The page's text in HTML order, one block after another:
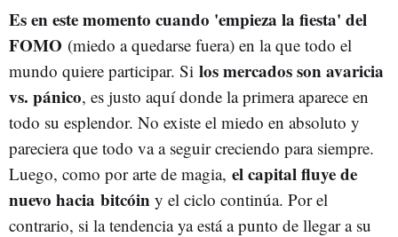
Es en este momento cuando 'empieza la fiesta' del
FOMO (miedo a quedarse fuera) en la que todo el
mundo quiere participar. Si los mercados son avaricia
vs. pánico, es justo aquí donde la primera aparece en
todo su esplendor. No existe el miedo en absoluto y
pareciera que todo va a seguir creciendo para siempre.
Luego, como por arte de magia, el capital fluye de
nuevo hacia bitcóin y el ciclo continúa. Por el
contrario, si la tendencia ya está a punto de llegar a su